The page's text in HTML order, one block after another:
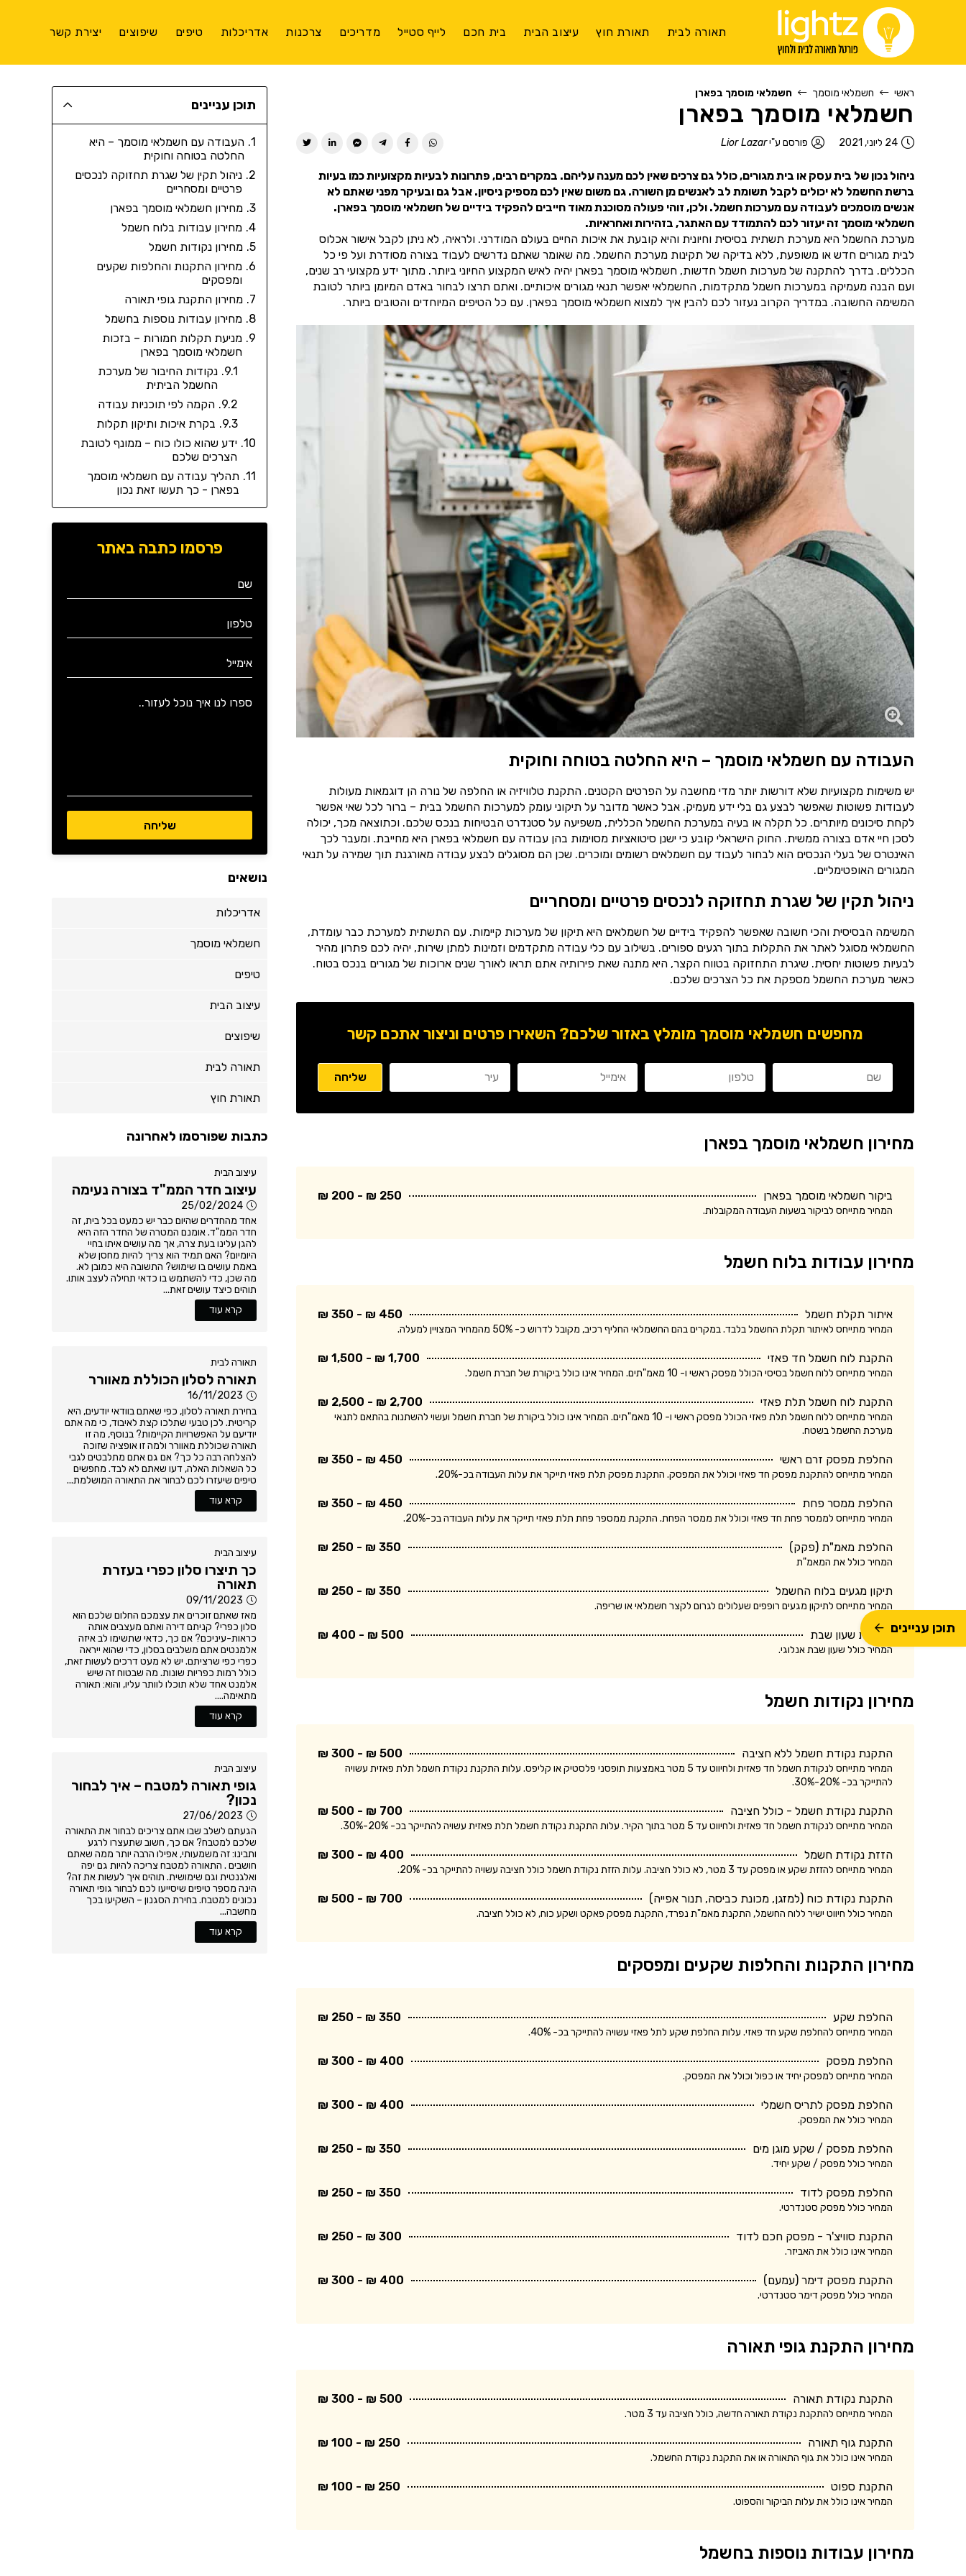
תאורה לבית תאורת חוץ עיצוב הבית בית חכם לייף סטייל מדריכים צרכנות אדריכלות טיפים שיפוצים יצירת קשר
ראשי חשמלאי מוסמך חשמלאי מוסמך בפארן
חשמלאי מוסמך בפארן
24 ליוני, 2021 פורסם ע"יLior Lazar
ניהול נכון של בית עסק או בית מגורים, כולל גם צרכים שאין לכם מענה עליהם. במקרים רבים, פתרונות לבעיות מקצועיות כמו בעיות
ברשת החשמל לא יכולים לקבל תשומת לב לאנשים מן השורה. גם משום שאין לכם מספיק ניסיון. אבל גם ובעיקר מפני שאתם לא
אנשים מוסמכים לעבודה עם מערכות חשמל. ולכן, זוהי פעולה מסוכנת מאוד חייבים להפקיד בידיים של חשמלאי מוסמך בפארן.
חשמלאי מוסמך זה יעזור לכם להתמודד עם האתגר, בזהירות ואחראיות.
מערכת החשמל היא מערכת תשתית בסיסית וחיונית והיא קובעת את איכות החיים בעולם המודרני. ולראיה, לא ניתן לקבל אישור אכלוס
לבית מגורים חדש או משופעת, ללא בדיקה של תקינות מערכת החשמל. מה שאומר שאתם נדרשים לעבוד בצורה מסודרת ועל פי כל
הכללים. בדרך להתקנה של מערכות חשמל חדשות, חשמלאי מוסמך בפארן יהיה לאיש המקצוע החיוני ביותר. מתוך ידע מקצועי רב שנים,
ועם הבנה מעמיקה במערכות חשמל מתקדמות, החשמלאי יאפשר תנאי מגורים איכותיים. ואתם תרצו לבחור באדם המיומן ביותר לטובת
המשימה החשובה. במדריך הקרוב נעזור לכם להבין איך למצוא חשמלאי מוסמך בפארן. עם כל הטיפים המיוחדים והטובים ביותר.
העבודה עם חשמלאי מוסמך – היא החלטה בטוחה וחוקית
יש משימות מקצועיות שלא דורשות יותר מדי מחשבה על הפרטים הקטנים. התקנת טלוויזיה או החלפה של נורה הן דוגמאות מעולות
לעבודות פשוטות שאפשר לבצע גם בלי ידע מעמיק. אבל כאשר מדובר על תיקוני עומק למערכות החשמל בבית – ברור לכל שאי אפשר
לקחת סיכונים מיותרים. כל תקלה או בעיה במערכת החשמל הכללית, משפיעה על סטנדרט הבטיחות בנכס שלכם. וכתוצאה מכך, יכולה
לסכן חיי אדם בצורה ממשית. החוק הישראלי קובע כי ישנן סיטואציות מסוימות בהן עבודה עם חשמלאי בפארן היא מחייבת. ומעבר לכך
האינטרס של בעלי הנכסים הוא לבחור לעבוד עם חשמלאים רשומים ומוכרים. שכן הם מסוגלים לבצע עבודה מאורגנת תוך שמירה על תנאי
המגורים האופטימליים.
ניהול תקין של שגרת תחזוקה לנכסים פרטיים ומסחריים
המשימה הבסיסית והכי חשובה שאפשר להפקיד בידיים של חשמלאים היא תיקון של מערכות קיימות. עם התשתית למערכת כבר עומדת,
החשמלאי מסוגל לאתר את התקלות בתוך רגעים ספורים. בשילוב עם כלי עבודה מתקדמים וזמינות למתן שירות, יהיה לכם פתרון מהיר
לבעיות פשוטות יחסית. שיגרת התחזוקה בטווח הקצר, היא מתנה שאת פירותיה אתם תראו לאורך שנים ארוכות של מגורים בנכס בטוח.
כאשר מערכת החשמל מספקת את כל הצרכים שלכם.
מחפשים חשמלאי מוסמך מומלץ באזור שלכם? השאירו פרטים וניצור אתכם קשר
מחירון חשמלאי מוסמך בפארן
ביקור חשמלאי מוסמך בפארן 250 ₪ - 200 ₪
המחיר מתייחס לביקור בשעות העבודה המקובלות.
מחירון עבודות בלוח חשמל
איתור תקלת חשמל 450 ₪ - 350 ₪
המחיר מתייחס לאיתור תקלת החשמל בלבד. במקרים בהם החשמלאי החליף רכיב, מקובל לדרוש כ- 50% מהמחיר המצויין למעלה.
התקנת לוח חשמל חד פאזי 1,700 ₪ - 1,500 ₪
המחיר מתייחס ללוח חשמל בסיסי הכולל מפסק ראשי ו- 10 מאמ"תים. המחיר אינו כולל ביקורת של חברת חשמל.
התקנת לוח חשמל תלת פאזי 2,700 ₪ - 2,500 ₪
המחיר מתייחס ללוח חשמל תלת פאזי הכולל מפסק ראשי ו- 10 מאמ"תים. המחיר אינו כולל ביקורת של חברת חשמל ועשוי להשתנות בהתאם לתנאי
מערכת החשמל בשטח.
החלפת מפסק זרם ראשי 450 ₪ - 350 ₪
המחיר מתייחס להתקנת מפסק חד פאזי וכולל את המפסק. התקנת מפסק תלת פאזי תייקר את עלות העבודה בכ-20%.
החלפת ממסר פחת 450 ₪ - 350 ₪
המחיר מתייחס לממסר פחת חד פאזי וכולל את ממסר הפחת. התקנת ממספר פחת תלת פאזי תייקר את עלות העבודה בכ-20%.
החלפת מאמ"ת (פקק) 350 ₪ - 250 ₪
המחיר כולל את המאמ"ת
תיקון מגעים בלוח החשמל 350 ₪ - 250 ₪
המחיר מתייחס לתיקון מגעים רופפים שעלולים לגרום לקצר חשמלאי או שריפה.
התקנת שעון שבת 500 ₪ - 400 ₪
המחיר כולל שעון שבת אנלוגי.
מחירון נקודות חשמל
התקנת נקודת חשמל ללא חציבה 500 ₪ - 300 ₪
המחיר מתייחס לנקודת חשמל חד פאזית ולחיווט עד 5 מטר באמצעות תופסני פלסטיק או קליפס. עלות התקנת נקודת חשמל תלת פאזית עשויה
להתייקר בכ- 20%-30%.
התקנת נקודת חשמל - כולל חציבה 700 ₪ - 500 ₪
המחיר מתייחס לנקודת חשמל חד פאזית ולחיווט עד 5 מטר בתוך הקיר. עלות התקנת נקודת חשמל תלת פאזית עשויה להתייקר בכ- 20%-30%.
הזזת נקודת חשמל 400 ₪ - 300 ₪
המחיר מתייחס להזזת שקע או מפסק עד 3 מטר, לא כולל חציבה. עלות הזזת נקודת חשמל כולל חציבה עשויה להתייקר בכ- 20%.
התקנת נקודת כוח (למזגן, מכונת כביסה, תנור אפייה) 700 ₪ - 500 ₪
המחיר כולל חיווט ישיר ללוח החשמל, התקנת מאמ"ת נפרד, התקנת מפסק פאקט ושקע כוח, לא כולל חציבה.
מחירון התקנות והחלפות שקעים ומפסקים
החלפת שקע 350 ₪ - 250 ₪
המחיר מתייחס להחלפת שקע חד פאזי. עלות החלפת שקע לתל פאזי עשויה להתייקר בכ- 40%.
החלפת מפסק 400 ₪ - 300 ₪
המחיר מתייחס למפסק יחיד או כפול וכולל את המפסק.
החלפת מפסק לתריס חשמלי 400 ₪ - 300 ₪
המחיר כולל את המפסק.
החלפת מפסק / שקע מוגן מים 350 ₪ - 250 ₪
המחיר כולל מפסק / שקע יחיד.
החלפת מפסק לדוד 350 ₪ - 250 ₪
המחיר כולל מפסק סטנדרטי.
התקנת סוויצ'ר - מפסק חכם לדוד 300 ₪ - 250 ₪
המחיר אינו כולל את האביזר.
התקנת מפסק דימר (עמעם) 400 ₪ - 300 ₪
המחיר כולל מפסק דימר סטנדרטי.
מחירון התקנת גופי תאורה
התקנת נקודת תאורה 500 ₪ - 300 ₪
המחיר מתייחס להתקנת נקודת תאורה חדשה, כולל חציבה עד 3 מטר.
התקנת גוף תאורה 250 ₪ - 100 ₪
המחיר אינו כולל את גוף התאורה או את התקנת נקודת החשמל.
התקנת ספוט 250 ₪ - 100 ₪
המחיר אינו כולל את עלות הביקור והספוט.
מחירון עבודות נוספות בחשמל
תוכן עניינים
העבודה עם חשמלאי מוסמך – היא
החלטה בטוחה וחוקית
ניהול תקין של שגרת תחזוקה לנכסים
פרטיים ומסחריים
מחירון חשמלאי מוסמך בפארן
מחירון עבודות בלוח חשמל
מחירון נקודות חשמל
מחירון התקנות והחלפות שקעים
ומפסקים
מחירון התקנת גופי תאורה
מחירון עבודות נוספות בחשמל
מניעת תקלות חמורות – בזכות
חשמלאי מוסמך בפארן
נקודות החיבור של מערכת
החשמל הביתית
הקמה לפי תוכניות עבודה
בקרת איכות ותיקון תקלות
ידע שהוא כולו כוח – ממונף לטובת
הצרכים שלכם
תהליך עבודה עם חשמלאי מוסמך
בפארן - כך תעשו זאת נכון
פרסמו כתבה באתר
נושאים
אדריכלות
חשמלאי מוסמך
טיפים
עיצוב הבית
שיפוצים
תאורה לבית
תאורת חוץ
כתבות שפורסמו לאחרונה
עיצוב הבית
עיצוב חדר הממ"ד בצורה נעימה
25/02/2024
אחד מהחדרים שהיום כבר יש כמעט בכל בית, זה
חדר הממ"ד. אומנם המטרה של החדר הזה היא
להגן עלינו בעת צרה, אך מה עושים איתו בחיי
היומיום? האם תמיד הוא צריך להיות מחסן שלא
באמת עושים בו שימוש? התשובה היא כמובן לא.
מה שכן, כדי להשתמש בו כדאי תחילה לעצב אותו.
תוהים כיצד עושים זאת...
קרא עוד
תאורה לבית
תאורה לסלון הכוללת מאוורר
16/11/2023
בחירת תאורה לסלון, כפי שאתם בוודאי יודעים, היא
קריטית. לכן טבעי שתלכו קצת לאיבוד, כי מה אתם
יודיעם על האפשרויות הקיימות? בנוסף, מה זו
תאורה שכוללת מאוורר ולמה זו אופציה שזוכה
להצלחה רבה כל כך? אם גם אתם מתלבטים לגבי
כל השאלות האלה, דעו שאתם לא לבד. מחפשים
טיפים שיעזרו לכם לבחור את התאורה המושלמת...
קרא עוד
עיצוב הבית
כך תיצרו סלון כפרי בעזרת
תאורה
09/11/2023
מאז שאתם זוכרים את עצמכם החלום שלכם הוא
סלון כפרי? קניתם דירה ואתם מעצבים אותה
כראות-עיניכם? אם כך, כדאי שתשימו לב איזה
אלמנטים אתם משלבים בסלון, כדי שהוא ייראה
כפרי כפי שרציתם. יש לא מעט דרכים לעשות זאת,
כולל רמות כפריות שונות. מה שבטוח זה שיש
אלמנט אחד שלא תוכלו לוותר עליו, והוא: תאורה
מתאימה....
קרא עוד
עיצוב הבית
גופי תאורה למטבח – איך לבחור
נכון?
27/06/2023
הגעתם לשלב שבו אתם צריכים לבחור את התאורה
שלכם למטבח? אם כך, חשוב שתעצרו לרגע
ותבינו: זה משמעותי, אפילו הרבה יותר ממה שאתם
חושבים . התאורה למטבח צריכה להיות גם יפה
ואלגנטית וגם שימושית. תוהים איך לעשות את זה?
הינה מספר טיפים שיסייעו לכם לבחור גופי תאורה
נכונים למטבח. בחירת הסגנון – השקיעו בכך
מחשבה...
קרא עוד
תוכן עניינים